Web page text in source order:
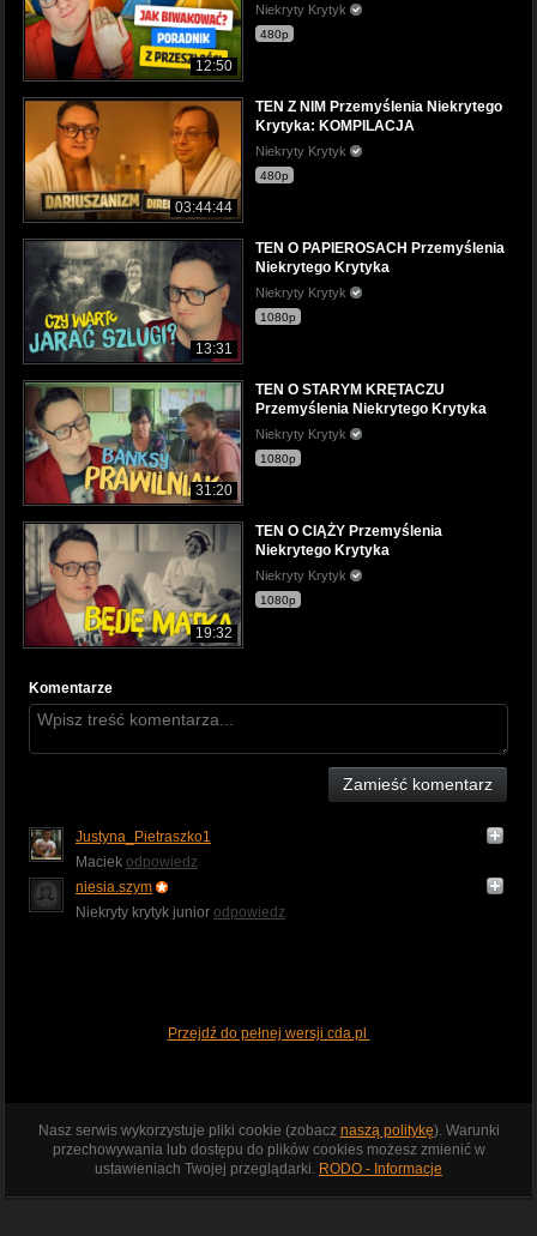
12:50
Niekryty Krytyk
480p
03:44:44
TEN Z NIM Przemyślenia Niekrytego
Krytyka: KOMPILACJA
Niekryty Krytyk
480p
13:31
TEN O PAPIEROSACH Przemyślenia
Niekrytego Krytyka
Niekryty Krytyk
1080p
31:20
TEN O STARYM KRĘTACZU
Przemyślenia Niekrytego Krytyka
Niekryty Krytyk
1080p
19:32
TEN O CIĄŻY Przemyślenia
Niekrytego Krytyka
Niekryty Krytyk
1080p
Komentarze
Zamieść komentarz
Justyna_Pietraszko1
Maciek odpowiedz
niesia.szym
Niekryty krytyk junior odpowiedz
Przejdź do pełnej wersji cda.pl
Nasz serwis wykorzystuje pliki cookie (zobacz naszą politykę). Warunki
przechowywania lub dostępu do plików cookies możesz zmienić w
ustawieniach Twojej przeglądarki. RODO - Informacje